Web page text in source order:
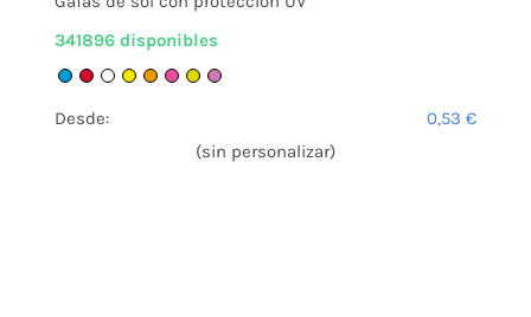
341896 disponibles
Desde: 0,53 €
(sin personalizar)